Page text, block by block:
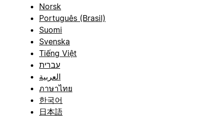
Norsk
Português (Brasil)
Suomi
Svenska
Tiếng Việt
עברית
العربية
ภาษาไทย
한국어
日本語